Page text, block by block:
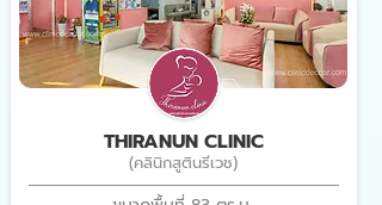
THIRANUN CLINIC
(คลินิกสูตินรีเวช)